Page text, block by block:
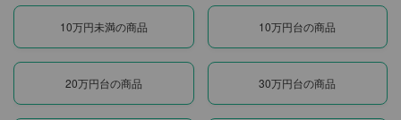
10万円未満の商品 10万円台の商品
20万円台の商品 30万円台の商品